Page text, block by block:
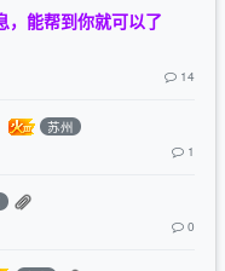
，能帮到你就可以了
14
苏州
1
0